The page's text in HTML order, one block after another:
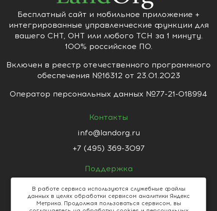
Бесплатный сайт и мобильное приложение +
интегрированные управленческие функции для
вашего СНТ, ОНТ или любого ТСН за 1 минуту.
100% российское ПО.
Включен в реестр отечественного программного
обеспечения №16312 от 23.01.2023
Оператор персональных данных №77-21-018994
Контакты
info@landorg.ru
+7 (495) 369-3097
Поддержка
Пользовательское соглашение
В работе сервиса используются служебные файлы
данных в целях обработки сервисом аналитики Яндекс
Метрика. Продолжая пользоваться сервисом, вы